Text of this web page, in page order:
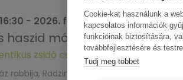
- 2026. február 09., 18:00
haszid módra
zsidó család mindennapjaiba és
rabbija, Radziner Shalom Ber, valamint
Cookie-kat használunk a
kapcsolatos információk
funkcióinak biztosítására,
továbbfejlesztésére és
Tudj meg többet